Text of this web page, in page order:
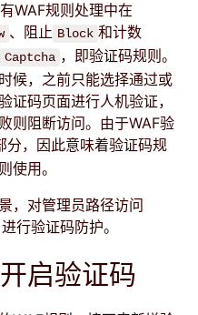
WAF规则处理中在
、阻止 Block 和计数
Captcha ，即验证码规则。
候，之前只能选择通过或
证码页面进行人机验证，
则阻断访问。由于WAF验
分，因此意味着验证码规
使用。
，对管理员路径访问
进行验证码防护。
启验证码